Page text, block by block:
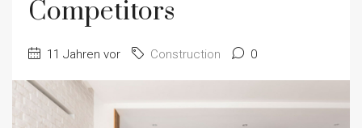
Competitors
11 Jahren vor Construction 0